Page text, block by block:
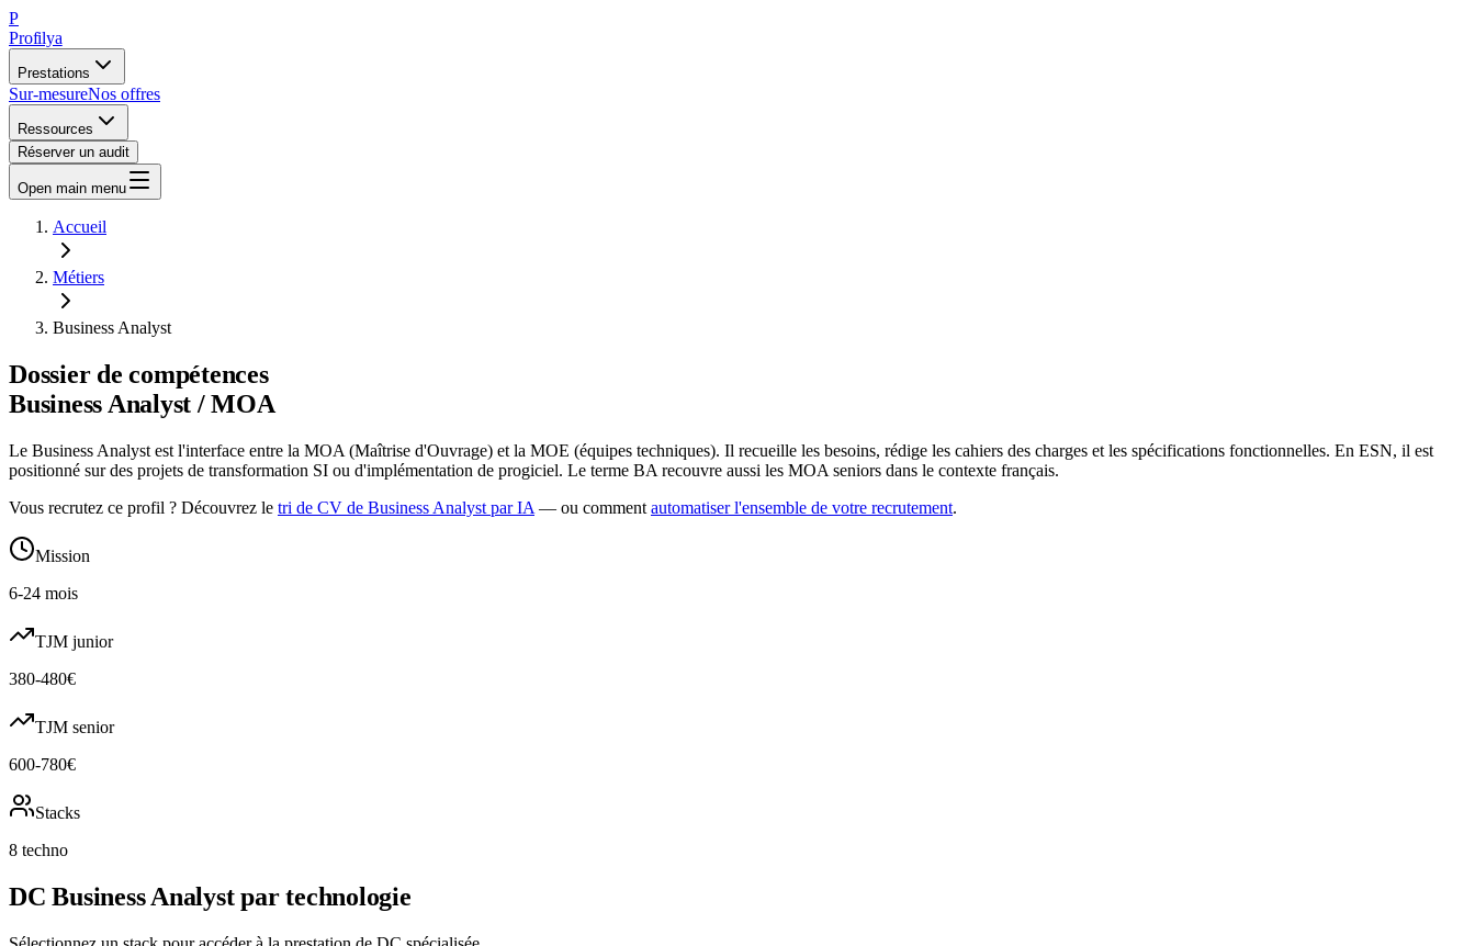
P
Profilya
Prestations
Sur-mesureNos offres
Ressources
Réserver un audit
Open main menu
Accueil
Métiers
Business Analyst
Dossier de compétences
Business Analyst / MOA
Le Business Analyst est l'interface entre la MOA (Maîtrise d'Ouvrage) et la MOE (équipes techniques). Il recueille les besoins, rédige les cahiers des charges et les spécifications fonctionnelles. En ESN, il est
positionné sur des projets de transformation SI ou d'implémentation de progiciel. Le terme BA recouvre aussi les MOA seniors dans le contexte français.
Vous recrutez ce profil ? Découvrez le tri de CV de Business Analyst par IA — ou comment automatiser l'ensemble de votre recrutement.
Mission
6-24 mois
TJM junior
380-480€
TJM senior
600-780€
Stacks
8 techno
DCBusiness Analystpar technologie